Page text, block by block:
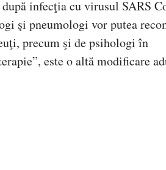
infecţia cu virusul SARS
şi pneumologi vor putea
precum şi de psihologi în
este o altă modificare